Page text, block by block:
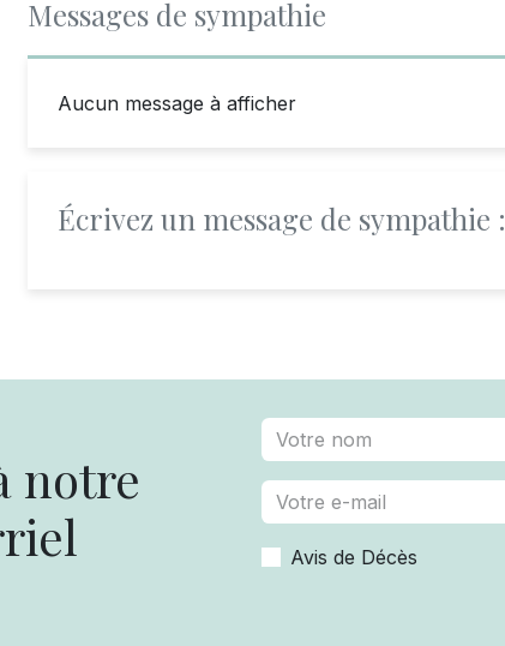
Messages de sympathie
Aucun message à afficher
Écrivez un message de sympathie :
notre
Avis de Décès